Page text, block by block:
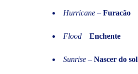
Hurricane – Furacão
Flood – Enchente
Sunrise – Nascer do sol